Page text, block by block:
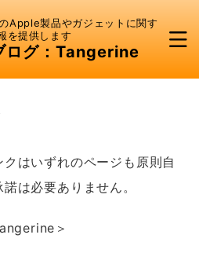
Apple製品やガジェットに関す
を提供します
ログ：Tangerine
はいずれのページも原則自
は必要ありません。
＞